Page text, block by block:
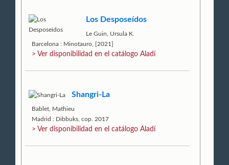
Los Desposeídos
Le Guin, Ursula K.
Barcelona : Minotauro, [2021]
> Ver disponibilidad en el catálogo Aladí
Shangri-La
Bablet, Mathieu
Madrid : Dibbuks, cop. 2017
> Ver disponibilidad en el catálogo Aladí